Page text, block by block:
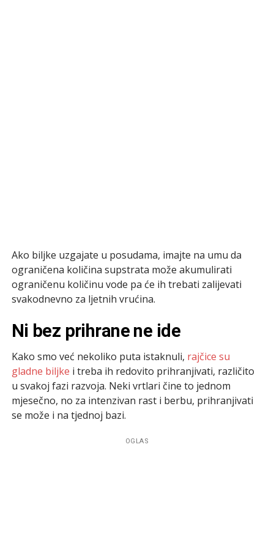
Ako biljke uzgajate u posudama, imajte na umu da
ograničena količina supstrata može akumulirati
ograničenu količinu vode pa će ih trebati zalijevati
svakodnevno za ljetnih vrućina.
Ni bez prihrane ne ide
Kako smo već nekoliko puta istaknuli, rajčice su
gladne biljke i treba ih redovito prihranjivati, različito
u svakoj fazi razvoja. Neki vrtlari čine to jednom
mjesečno, no za intenzivan rast i berbu, prihranjivati
se može i na tjednoj bazi.
OGLAS